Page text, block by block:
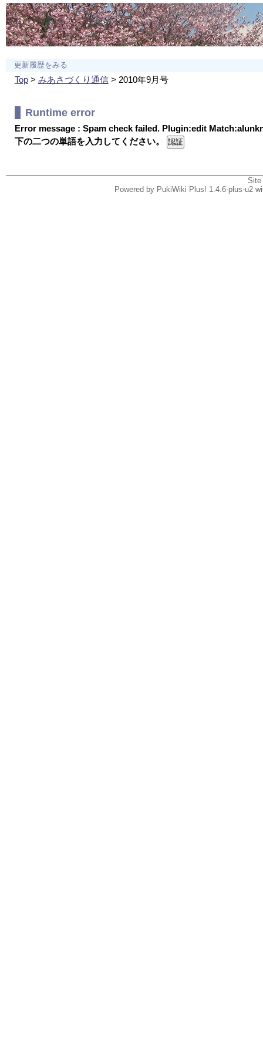
更新履歴をみる
Top> みあさづくり通信> 2010年9月号
Runtime error
Error message : Spam check failed. Plugin:edit
下の二つの単語を入力してください。
Powered by PukiWiki Plus! 1.4.6-plus-u2